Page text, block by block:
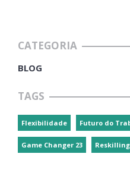
CATEGORIA
BLOG
TAGS
Flexibilidade Futuro do
Game Changer 23 Reskilling